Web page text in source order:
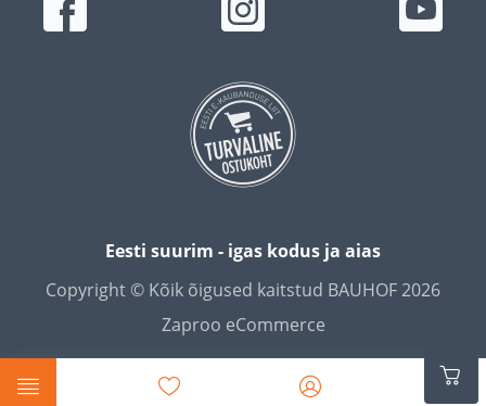
Eesti suurim - igas kodus ja aias
Copyright © Kõik õigused kaitstud BAUHOF 2026
Zaproo eCommerce